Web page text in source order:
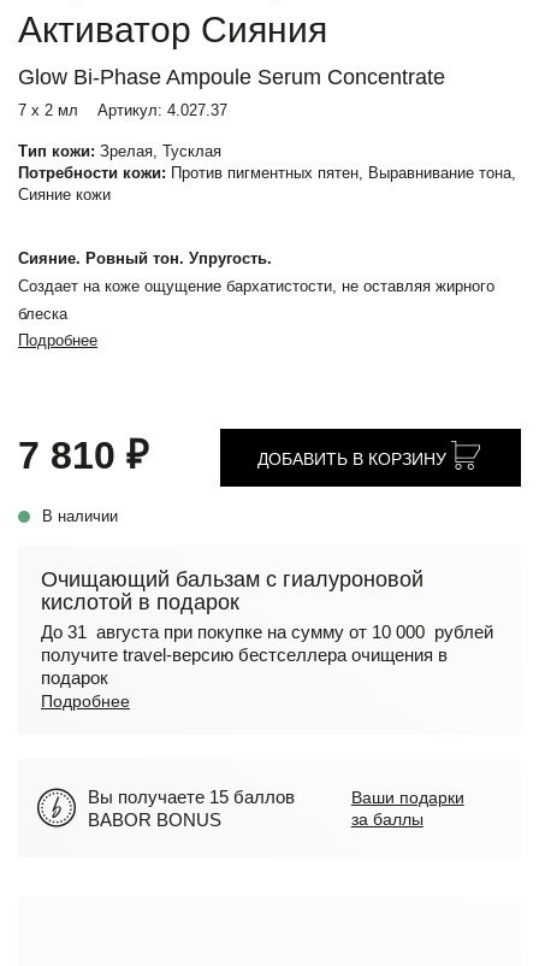
Активатор Сияния
Glow Bi-Phase Ampoule Serum Concentrate
7 x 2 мл Артикул: 4.027.37
Тип кожи: Зрелая, Тусклая
Потребности кожи: Против пигментных пятен, Выравнивание тона,
Сияние кожи
Сияние. Ровный тон. Упругость.
Создает на коже ощущение бархатистости, не оставляя жирного
блеска
Подробнее
7 810 ₽
В наличии
ДОБАВИТЬ В КОРЗИНУ
Очищающий бальзам с гиалуроновой
кислотой в подарок
До 31 августа при покупке на сумму от 10 000 рублей
получите travel-версию бестселлера очищения в
подарок
Подробнее
Вы получаете 15 баллов
BABOR BONUS
Ваши подарки
за баллы